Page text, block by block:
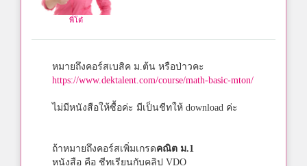
พี่โต๋
หมายถึงคอร์สเบสิค ม.ต้น หรือป่าวคะ
https://www.dektalent.com/course/math-basic-mton/
ไม่มีหนังสือให้ซื้อค่ะ มีเป็นชีทให้ download ค่ะ
ถ้าหมายถึงคอร์สเพิ่มเกรดคณิต ม.1
หนังสือ คือ ชีทเรียนกับคลิป VDO